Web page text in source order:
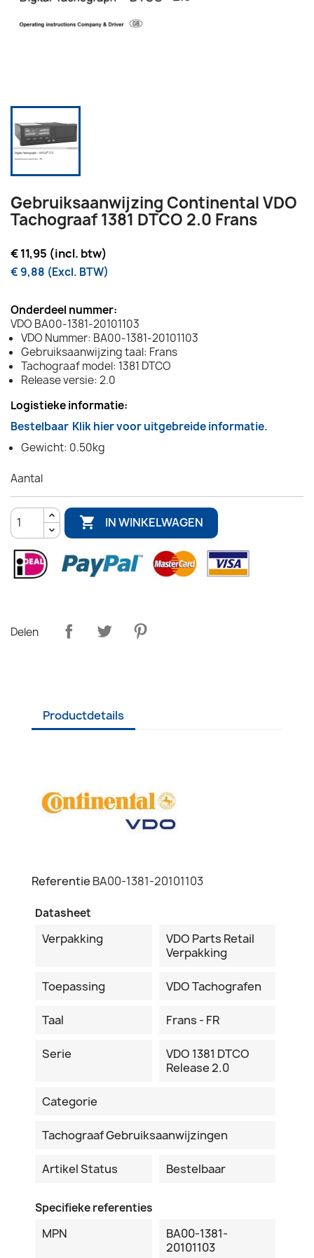
Gebruiksaanwijzing Continental VDO
Tachograaf 1381 DTCO 2.0 Frans
€ 11,95 (incl. btw)
€ 9,88 (Excl. BTW)
Onderdeel nummer:
VDO BA00-1381-20101103
VDO Nummer: BA00-1381-20101103
Gebruiksaanwijzing taal: Frans
Tachograaf model: 1381 DTCO
Release versie: 2.0
Logistieke informatie:
Bestelbaar Klik hier voor uitgebreide informatie.
Gewicht: 0.50kg
Aantal
 IN WINKELWAGEN
Delen
Productdetails
Referentie BA00-1381-20101103
Datasheet
Verpakking
VDO Parts Retail
Verpakking
Toepassing VDO Tachografen
Taal Frans - FR
Serie
VDO 1381 DTCO
Release 2.0
Categorie
Tachograaf Gebruiksaanwijzingen
Artikel Status Bestelbaar
Specifieke referenties
MPN
BA00-1381-
20101103